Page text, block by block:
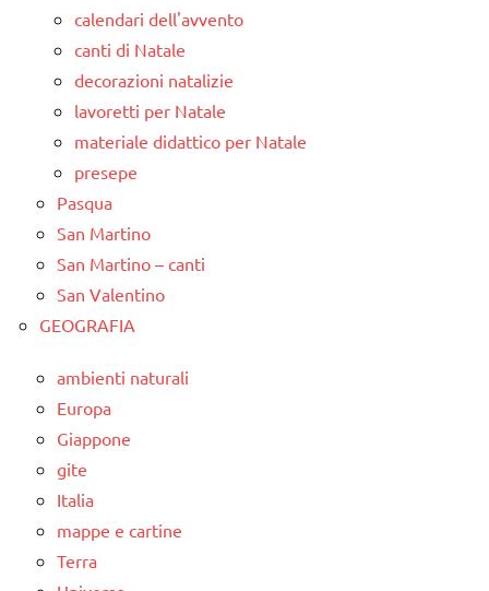
calendari dell'avvento
canti di Natale
decorazioni natalizie
lavoretti per Natale
materiale didattico per Natale
presepe
Pasqua
San Martino
San Martino – canti
San Valentino
GEOGRAFIA
ambienti naturali
Europa
Giappone
gite
Italia
mappe e cartine
Terra